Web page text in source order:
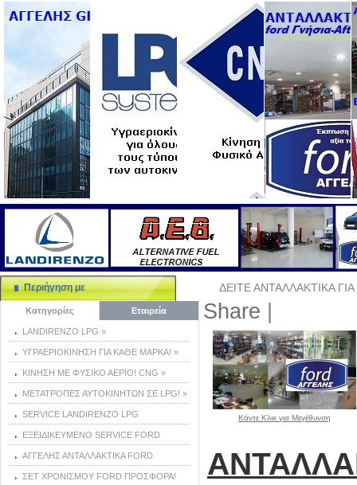
Περιήγηση με
Κατηγορίες Εταιρεία
LANDIRENZO LPG »
ΥΓΡΑΕΡΙΟΚΙΝΗΣΗ ΓΙΑ ΚΑΘΕ ΜΑΡΚΑ! »
ΚΙΝΗΣΗ ΜΕ ΦΥΣΙΚΟ ΑΕΡΙΟ! CNG »
ΜΕΤΑΤΡΟΠΕΣ ΑΥΤΟΚΙΝΗΤΩΝ ΣΕ LPG! »
SERVICE LANDIRENZO LPG
ΕΞΕΙΔΙΚΕΥΜΕΝΟ SERVICE FORD
ΑΓΓΕΛΗΣ ΑΝΤΑΛΛΑΚΤΙΚΑ FORD
ΣΕΤ ΧΡΟΝΙΣΜΟΥ FORD ΠΡΟΣΦΟΡΑ!
ΔΕΙΤΕ ΑΝΤΑΛΛΑΚΤΙΚΑ
Share
Κάντε Κλικ για Μεγέθυνση